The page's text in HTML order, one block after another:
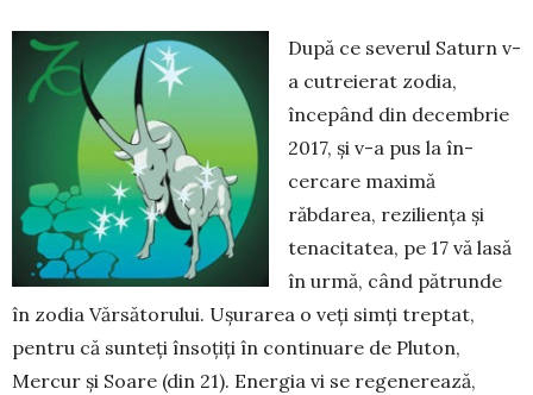
După ce severul Saturn v-
a cutreierat zodia,
începând din decembrie
2017, și v-a pus la în­
cercare maximă
răbdarea, reziliența și
tenacitatea, pe 17 vă lasă
în urmă, când pătrunde
în zodia Văr­să­torului. Ușurarea o veți simți treptat,
pentru că sunteți însoțiți în continuare de Pluton,
Mercur și Soare (din 21). Energia vi se regenerează,